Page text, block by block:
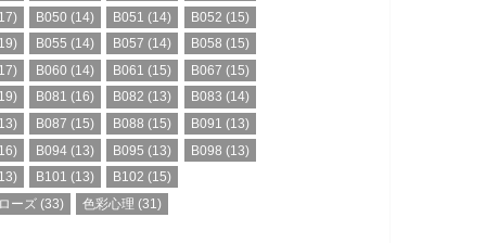
B050 (14) B051 (14) B052 (15)
B055 (14) B057 (14) B058 (15)
B060 (14) B061 (15) B067 (15)
B081 (16) B082 (13) B083 (14)
B087 (15) B088 (15) B091 (13)
B094 (13) B095 (13) B098 (13)
B101 (13) B102 (15)
ーズ (33) 色彩心理 (31)